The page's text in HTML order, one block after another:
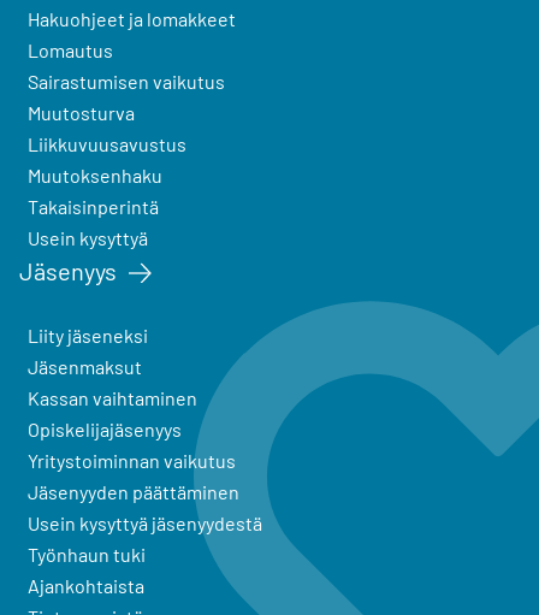
Hakuohjeet ja lomakkeet
Lomautus
Sairastumisen vaikutus
Muutosturva
Liikkuvuusavustus
Muutoksenhaku
Takaisinperintä
Usein kysyttyä
Jäsenyys
Liity jäseneksi
Jäsenmaksut
Kassan vaihtaminen
Opiskelijajäsenyys
Yritystoiminnan vaikutus
Jäsenyyden päättäminen
Usein kysyttyä jäsenyydestä
Työnhaun tuki
Ajankohtaista